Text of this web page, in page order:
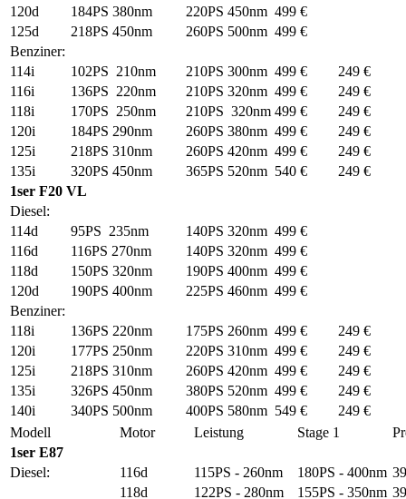
120d
184PS 380nm 220PS 450nm 499 €
125d
218PS 450nm 260PS 500nm 499 €
Benziner:
114i
102PS 210nm 210PS 300nm 499 €
249 €
116i
136PS 220nm 210PS 320nm 499 €
249 €
118i
170PS 250nm 210PS 320nm 499 €
249 €
120i
184PS 290nm 260PS 380nm 499 €
249 €
125i
218PS 310nm 260PS 420nm 499 €
249 €
135i
320PS 450nm 365PS 520nm 540 €
249 €
1ser F20 VL
Diesel:
114d
95PS 235nm 140PS 320nm 499 €
116d
116PS 270nm 140PS 320nm 499 €
118d
150PS 320nm 190PS 400nm 499 €
120d
190PS 400nm 225PS 460nm 499 €
Benziner:
118i
136PS 220nm 175PS 260nm 499 €
249 €
120i
177PS 250nm 220PS 310nm 499 €
249 €
125i
218PS 310nm 260PS 420nm 499 €
249 €
135i
326PS 450nm 380PS 520nm 499 €
249 €
140i
340PS 500nm 400PS 580nm 549 €
249 €
Modell
Motor Leistung Stage 1
1ser E87
Diesel:
116d 115PS - 260nm 180PS - 400nm
118d
122PS - 280nm 155PS - 350nm